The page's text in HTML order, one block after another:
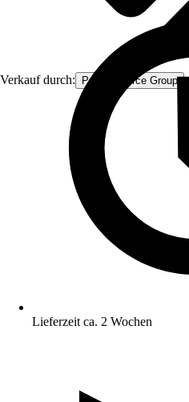
Verkauf durch: Procommerce Group
Lieferzeit ca. 2 Wochen